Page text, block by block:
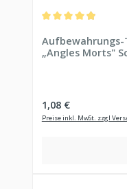
„Angles Morts"
Regulärer Preis:
1,08 €
Preise inkl. MwSt. zzgl